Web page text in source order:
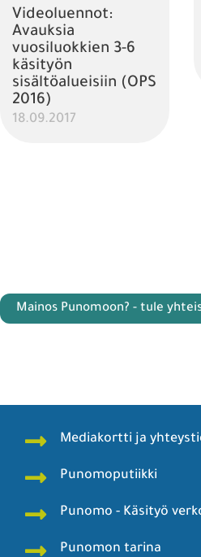
Videoluennot:
Avauksia
vuosiluokkien 3-6
käsityön
sisältöalueisiin (OPS
2016)
18.09.2017
Mainos Punomoon? - tule
Mediakortti ja
Punomoputiikki
Punomo - Käsityö
Punomon tarina